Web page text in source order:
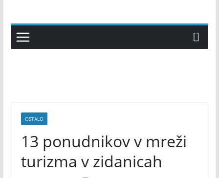
content
OSTALO
13 ponudnikov v mreži
turizma v zidanicah